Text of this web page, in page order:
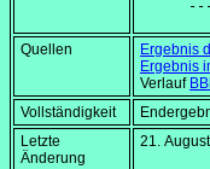
Quellen
Ergebnis
Ergebnis
Verlauf
Vollständigkeit
Letzte
Änderung
21.